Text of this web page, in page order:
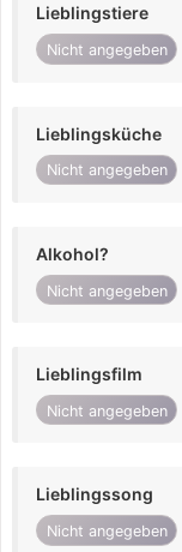
Lieblingstiere
Nicht angegeben
Lieblingsküche
Nicht angegeben
Alkohol?
Nicht angegeben
Lieblingsfilm
Nicht angegeben
Lieblingssong
Nicht angegeben